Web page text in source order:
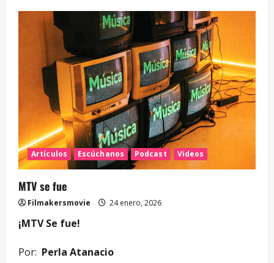
Artículos Escúchanos Podcast Videos
MTV se fue
Filmakersmovie 24 enero, 2026
¡MTV Se fue!
Por: Perla Atanacio